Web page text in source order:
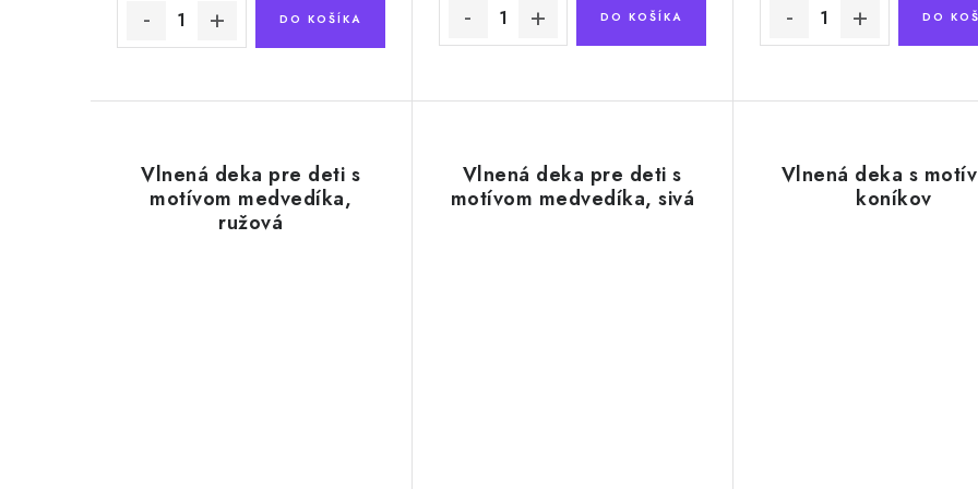
DO KOŠÍKA DO KOŠÍKA DO
Vlnená deka pre deti s
motívom medvedíka,
ružová
Vlnená deka pre deti s
motívom medvedíka, sivá
Vlnená deka s
koníkov